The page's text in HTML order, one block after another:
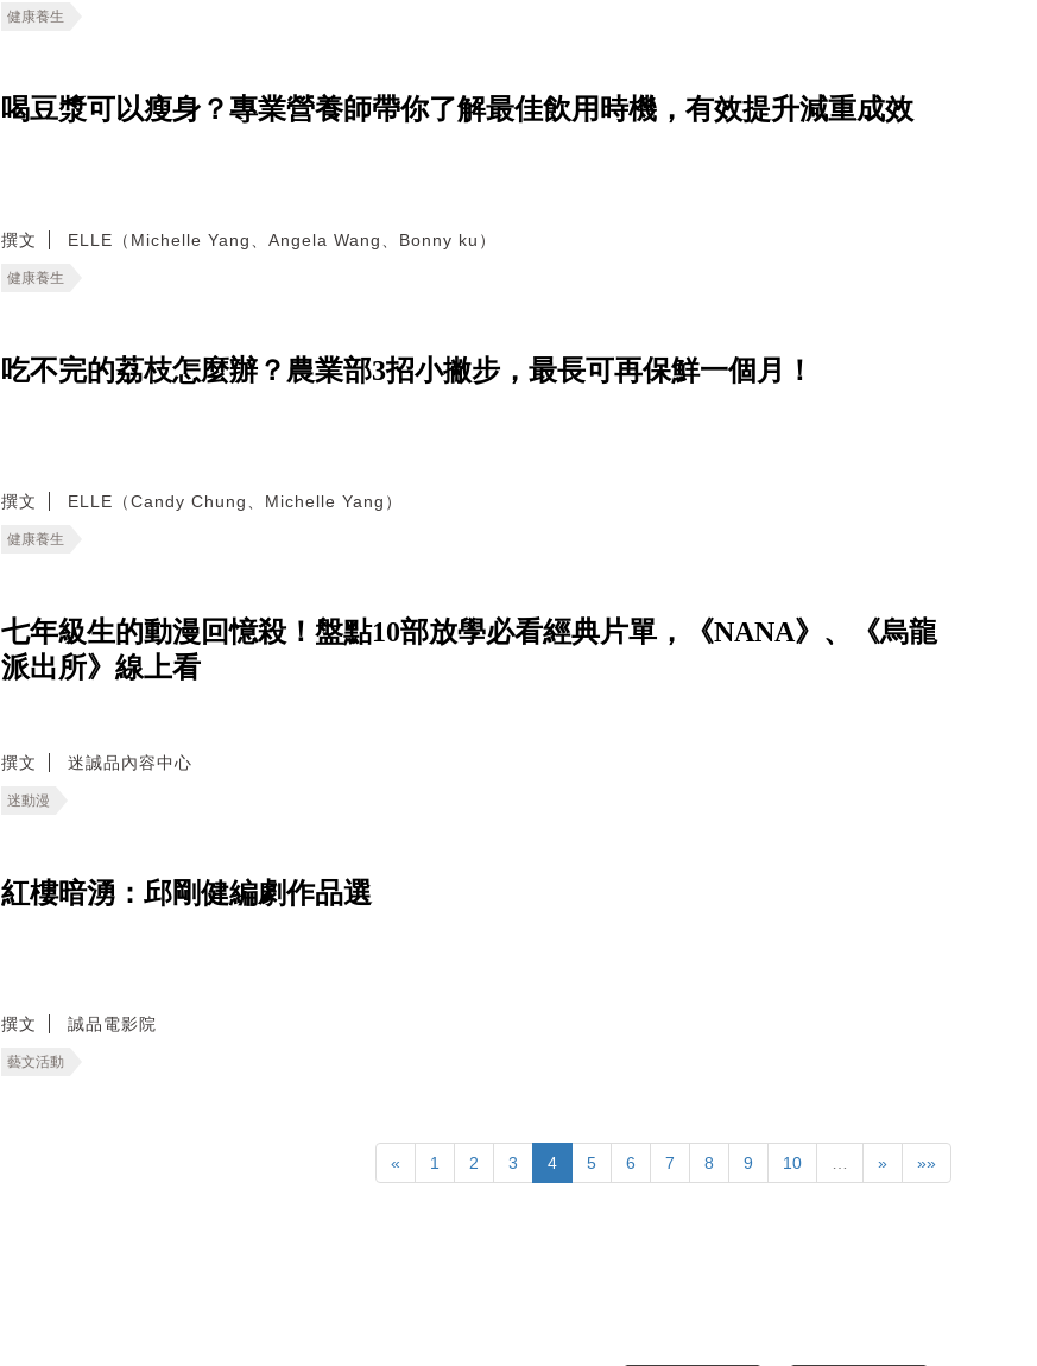
健康養生
喝豆漿可以瘦身？專業營養師帶你了解最佳飲用時機，有效提升減重成效
撰文 ELLE（Michelle Yang、Angela Wang、Bonny ku）
健康養生
吃不完的荔枝怎麼辦？農業部3招小撇步，最長可再保鮮一個月！
撰文 ELLE（Candy Chung、Michelle Yang）
健康養生
七年級生的動漫回憶殺！盤點10部放學必看經典片單，《NANA》、《烏龍
派出所》線上看
撰文 迷誠品內容中心
迷動漫
紅樓暗湧：邱剛健編劇作品選
撰文 誠品電影院
藝文活動
« 1 2 3 4 5 6 7 8 9 10 … » »»